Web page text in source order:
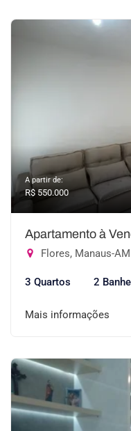
A partir de:
R$ 550.000
Apartamento à
Flores, Manaus-AM
3 Quartos 2
Mais informações